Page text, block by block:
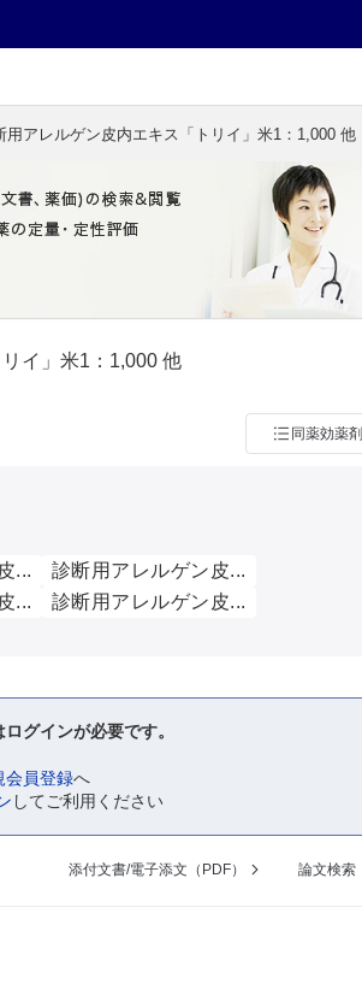
用アレルゲン皮内エキス「トリイ」米1：1,000 他
イ」米1：1,000 他
同薬効薬剤
...
診断用アレルゲン皮...
...
診断用アレルゲン皮...
グインが必要です。
会員登録へ
してご利用ください
添付文書/電子添文（PDF） 論文検索